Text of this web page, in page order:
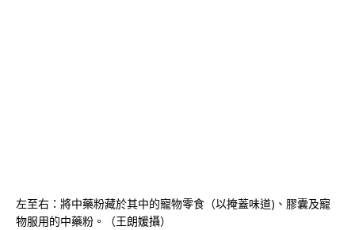
左至右：將中藥粉藏於其中的寵物零食（以掩蓋味道)、膠囊及寵
物服用的中藥粉。（王朗媛攝）